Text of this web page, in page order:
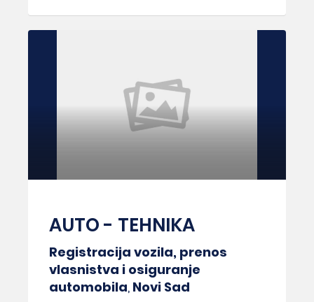
AUTO - TEHNIKA
Registracija vozila, prenos
vlasnistva i osiguranje
automobila, Novi Sad